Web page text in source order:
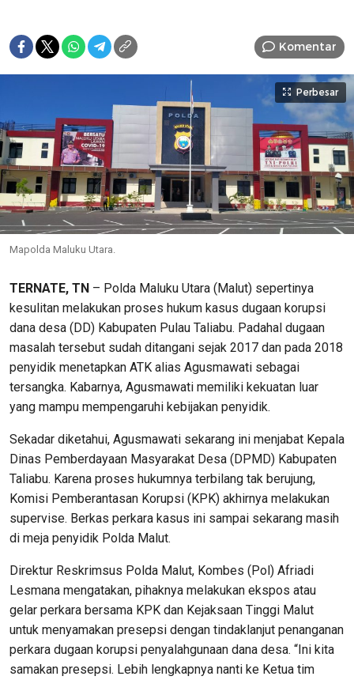
Komentar
Perbesar
Mapolda Maluku Utara.
TERNATE, TN – Polda Maluku Utara (Malut) sepertinya
kesulitan melakukan proses hukum kasus dugaan korupsi
dana desa (DD) Kabupaten Pulau Taliabu. Padahal dugaan
masalah tersebut sudah ditangani sejak 2017 dan pada 2018
penyidik menetapkan ATK alias Agusmawati sebagai
tersangka. Kabarnya, Agusmawati memiliki kekuatan luar
yang mampu mempengaruhi kebijakan penyidik.
Sekadar diketahui, Agusmawati sekarang ini menjabat Kepala
Dinas Pemberdayaan Masyarakat Desa (DPMD) Kabupaten
Taliabu. Karena proses hukumnya terbilang tak berujung,
Komisi Pemberantasan Korupsi (KPK) akhirnya melakukan
supervise. Berkas perkara kasus ini sampai sekarang masih
di meja penyidik Polda Malut.
Direktur Reskrimsus Polda Malut, Kombes (Pol) Afriadi
Lesmana mengatakan, pihaknya melakukan ekspos atau
gelar perkara bersama KPK dan Kejaksaan Tinggi Malut
untuk menyamakan presepsi dengan tindaklanjut penanganan
perkara dugaan korupsi penyalahgunaan dana desa. “Ini kita
samakan presepsi. Lebih lengkapnya nanti ke Ketua tim